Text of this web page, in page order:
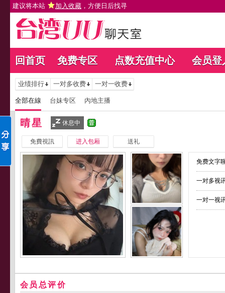
建议将本站 加入收藏 ，方便日后找寻
回首页 免费专区 点数充值中心 会员登
业绩排行 一对多收费 一对一收费
全部在線 台妹专区 內地主播
晴星 休息中
免費視訊 进入包厢 送礼
免费文字
一对多视
一对一视
会员总评价